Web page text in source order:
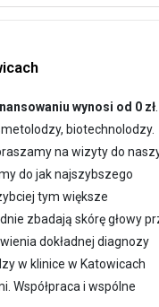
wynosi od 0 zł
biotechnolodzy.
na wizyty do
do jak najszybszego
tym większe
zbadają skórę głowy
dokładnej diagnozy
w klinice w Katowicach
Współpraca i wspólne